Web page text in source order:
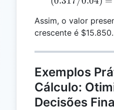
Assim, o valor
crescente é $15.850.
Exemplos
Cálculo:
Decisões